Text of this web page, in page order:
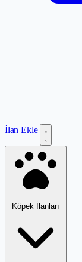
İlan Ekle
Köpek İlanları